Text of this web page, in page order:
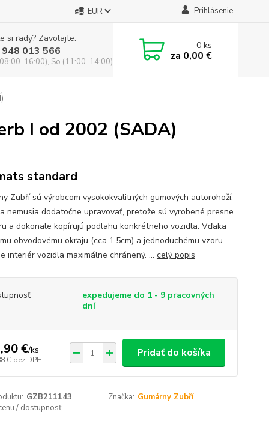
EUR Prihlásenie
si rady? Zavolajte.
013 566
16:00), So (11:00-14:00)
0ks
za 0,00 €
I od 2002 (SADA)
standard
Zubří sú výrobcom vysokokvalitných gumových autorohoží,
nemusia dodatočne upravovať, pretože sú vyrobené presne
a dokonale kopírujú podlahu konkrétneho vozidla. Vďaka
obvodovému okraju (cca 1,5cm) a jednoduchému vzoru
interiér vozidla maximálne chránený. ... celý popis
expedujeme do 1 - 9 pracovných
dní
€/ks
€ bez DPH
Pridať do košíka
GZB211143 Značka: Gumárny Zubří
/ dostupnosť